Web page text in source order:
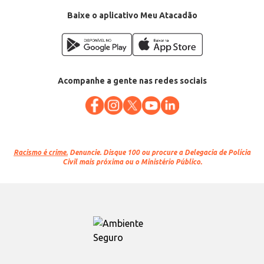
Baixe o aplicativo Meu Atacadão
Acompanhe a gente nas redes sociais
Racismo é crime. Denuncie. Disque 100 ou procure a Delegacia de Polícia
Civil mais próxima ou o Ministério Público.